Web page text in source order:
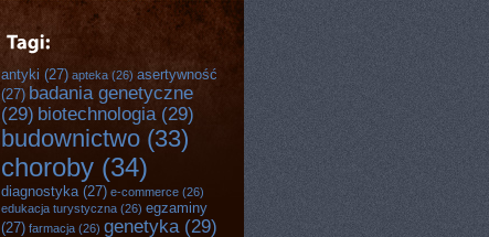
antyki (27) apteka (26) asertywność
(27) badania genetyczne
(29) biotechnologia (29)
budownictwo (33)
choroby (34)
diagnostyka(27) e-commerce (26)
edukacja turystyczna (26) egzaminy
(27) farmacja (26) genetyka (29)